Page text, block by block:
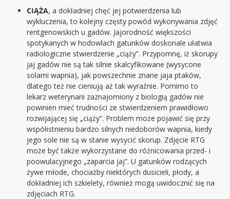
CIĄŻA, a dokładniej chęć jej potwierdzenia lub
wykluczenia, to kolejny częsty powód wykonywania zdjęć
rentgenowskich u gadów. Jajorodność większości
spotykanych w hodowlach gatunków doskonale ułatwia
radiologiczne stwierdzenie „ciąży”. Przypomnę, iż skorupy
jaj gadów nie są tak silnie skalcyfikowane (wysycone
solami wapnia), jak powszechnie znane jaja ptaków,
dlatego też nie cieniują aż tak wyraźnie. Pomimo to
lekarz weterynarii zaznajomiony z biologią gadów nie
powinien mieć trudności ze stwierdzeniem prawidłowo
rozwijającej się „ciąży”. Problem może pojawić się przy
współistnieniu bardzo silnych niedoborów wapnia, kiedy
jego sole nie są w stanie wysycić skorup. Zdjęcie RTG
może być także wykorzystane do różnicowania przed- i
poowulacyjnego „zaparcia jaj”. U gatunków rodzących
żywe młode, chociażby niektórych dusicieli, płody, a
dokładniej ich szkielety, również mogą uwidocznić się na
zdjęciach RTG.